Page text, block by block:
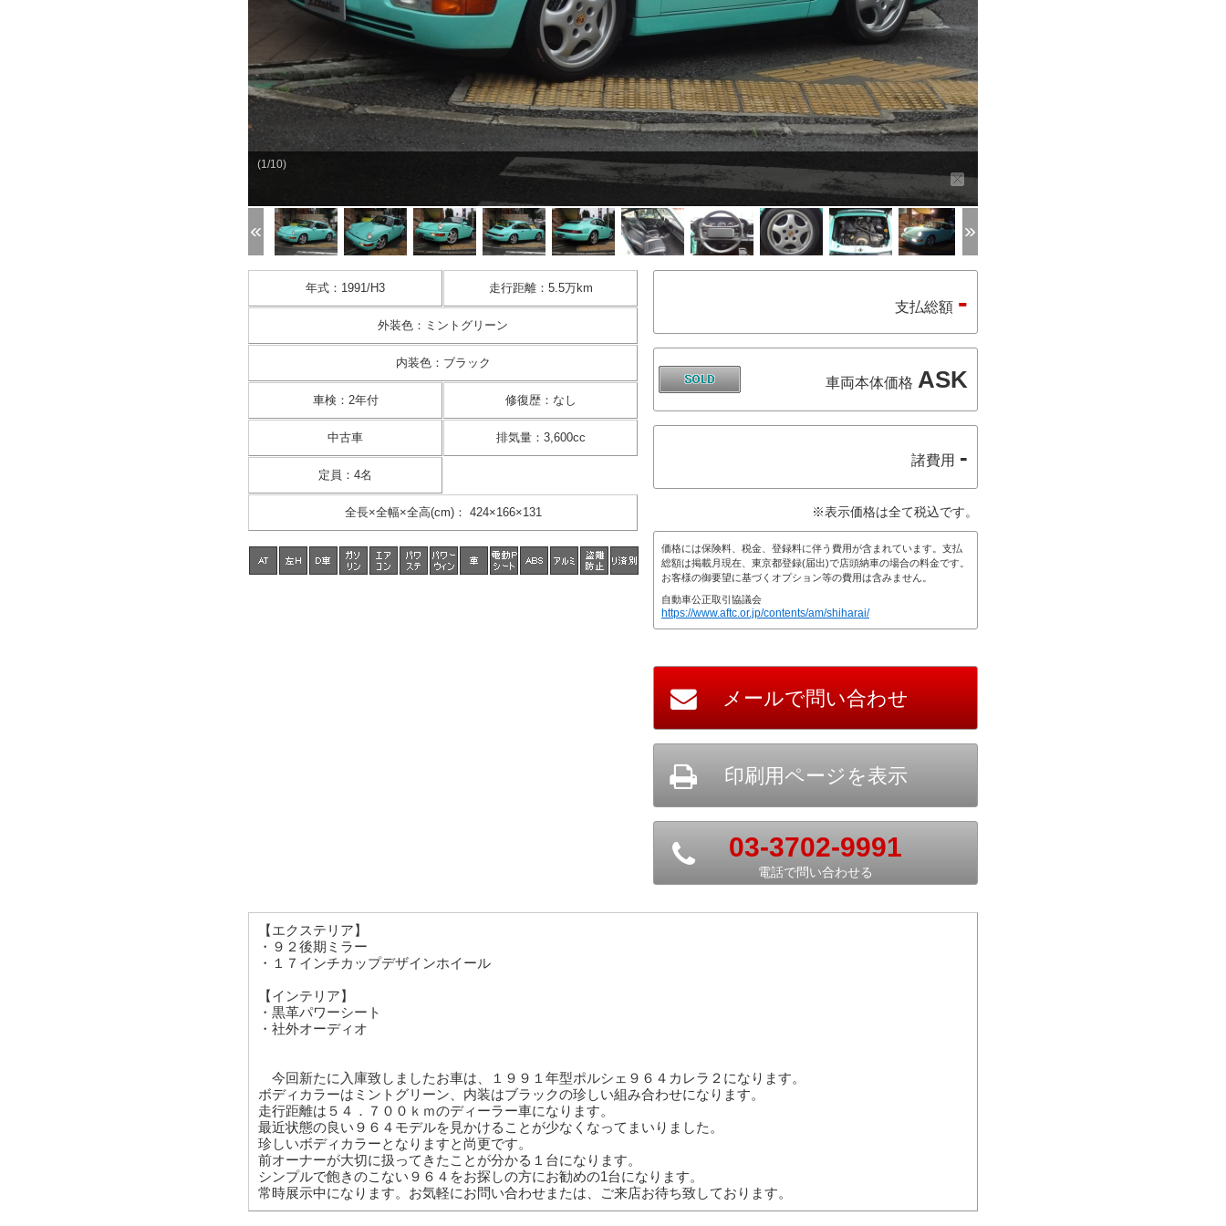
(1/10)
年式 ： 1991/H3 走行距離： 5.5万km
外装色 ： ミントグリーン
内装色： ブラック
車検 ： 2年付 修復歴： なし
中古車 排気量： 3,600cc
定員 ： 4名
全長×全幅×全高(cm)： 424×166×131
支払総額 -
車両本体価格 ASK
諸費用 -
※表示価格は全て税込です。
価格には保険料、税金、登録料に伴う費用が含まれています。支払
総額は掲載月現在、東京都登録(届出)で店頭納車の場合の料金です。
お客様の御要望に基づくオプション等の費用は含みません。
自動車公正取引協議会
https://www.aftc.or.jp/contents/am/shiharai/
03-3702-9991
電話で問い合わせる
【エクステリア】
・９２後期ミラー
・１７インチカップデザインホイール
【インテリア】
・黒革パワーシート
・社外オーディオ
今回新たに入庫致しましたお車は、１９９１年型ポルシェ９６４カレラ２になります。
ボディカラーはミントグリーン、内装はブラックの珍しい組み合わせになります。
走行距離は５４．７００ｋｍのディーラー車になります。
最近状態の良い９６４モデルを見かけることが少なくなってまいりました。
珍しいボディカラーとなりますと尚更です。
前オーナーが大切に扱ってきたことが分かる１台になります。
シンプルで飽きのこない９６４をお探しの方にお勧めの1台になります。
常時展示中になります。お気軽にお問い合わせまたは、ご来店お待ち致しております。